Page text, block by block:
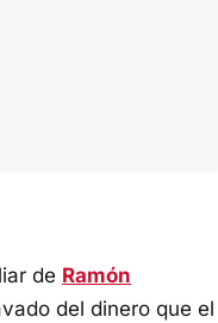
de Ramón
del dinero que el